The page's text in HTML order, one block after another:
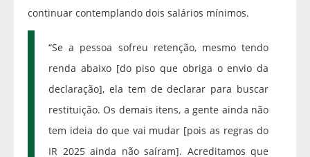
continuar contemplando dois salários mínimos.
“Se a pessoa sofreu retenção, mesmo tendo
renda abaixo [do piso que obriga o envio da
declaração], ela tem de declarar para buscar
restituição. Os demais itens, a gente ainda não
tem ideia do que vai mudar [pois as regras do
IR 2025 ainda não saíram]. Acreditamos que